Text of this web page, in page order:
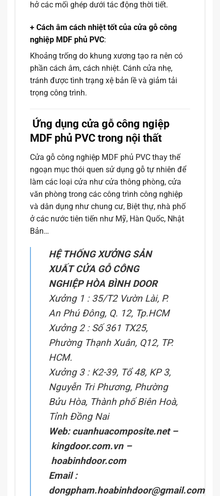
hở các mối ghép dưới tác động thời tiết.
+ Cách âm cách nhiệt tốt của cửa gỗ công
nghiệp MDF phủ PVC:
Khoảng trống do khung xương tạo ra nên có
phần cách âm, cách nhiệt. Cánh cửa nhẹ,
tránh được tình trạng xệ bản lề và giảm tải
trọng công trình.
Ứng dụng cửa gỗ công ngiệp
MDF phủ PVC trong nội thất
Cửa gỗ công nghiệp MDF phủ PVC thay thế
ngoạn mục thói quen sử dụng gỗ tự nhiên để
làm các loại cửa như cửa thông phòng, cửa
văn phòng trong các công trình công nghiệp
và dân dụng như chung cư, Biệt thự, nhà phố
ở các nước tiên tiến như Mỹ, Hàn Quốc, Nhật
Bản…
HỆ THỐNG XƯỞNG SẢN
XUẤT CỬA GỖ CÔNG
NGHIỆP HÒA BÌNH DOOR
Xưởng 1 : 35/T2 Vườn Lài, P.
An Phú Đông, Q. 12, Tp.HCM
Xưởng 2 : Số 361 TX25,
Phường Thạnh Xuân, Q12, TP.
HCM.
Xưởng 3 : K2-39, Tổ 48, KP 3,
Nguyễn Tri Phương, Phường
Bửu Hòa, Thành phố Biên Hoà,
Tỉnh Đồng Nai
Web:cuanhuacomposite.net–
kingdoor.com.vn–
hoabinhdoor.com
Email :
dongpham.hoabinhdoor@gmail.com